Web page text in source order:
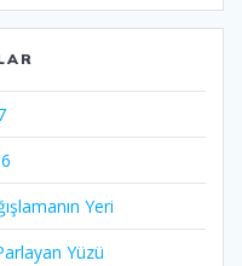
Yeri
Yüzü